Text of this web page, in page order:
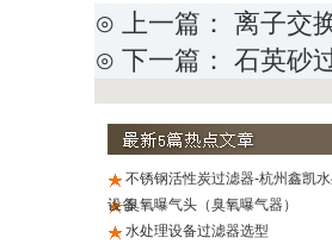
⊙ 上一篇： 离子交
⊙ 下一篇： 石英砂
不锈钢活性炭过滤器-杭州鑫凯
设备臭氧曝气头（臭氧曝气器）
水处理设备过滤器选型